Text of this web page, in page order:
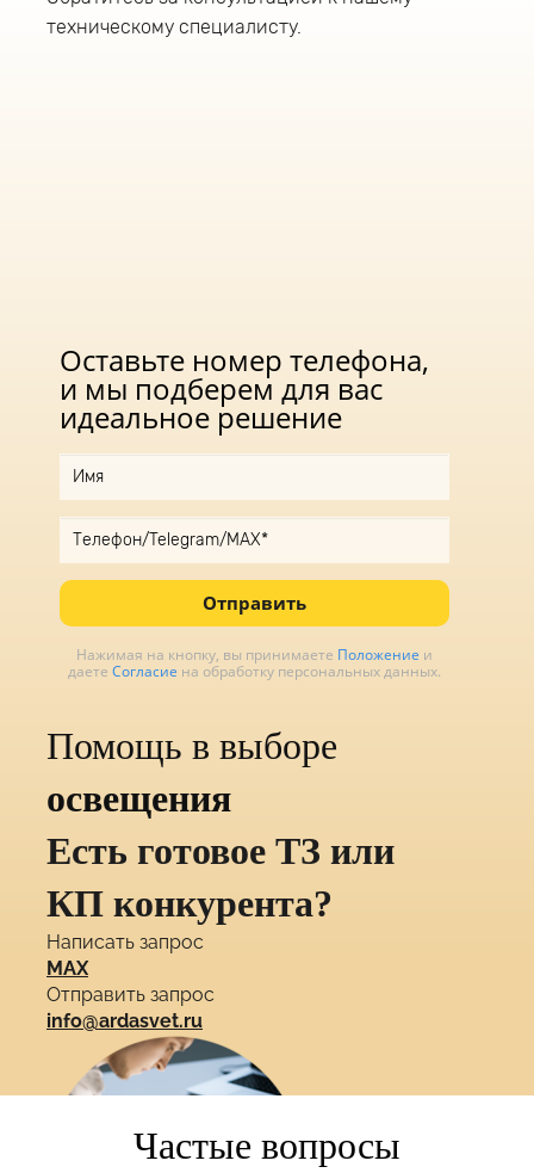
техническому специалисту.
Оставьте номер телефона,
и мы подберем для вас
идеальное решение
Отправить
Нажимая на кнопку, вы принимаете Положение и
даете Согласие на обработку персональных данных.
Помощь в выборе
освещения
Есть готовое ТЗ или
КП конкурента?
Написать запрос
MAX
Отправить запрос
info@ardasvet.ru
Частые вопросы